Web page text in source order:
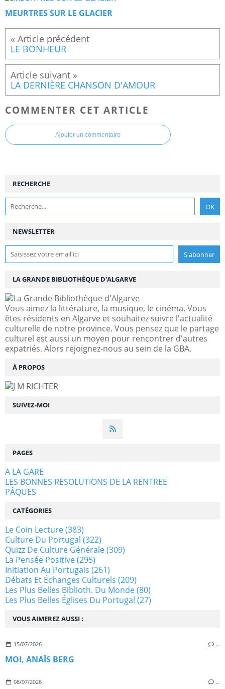
MEURTRES SUR LE GLACIER
LE BONHEUR
LA DERNIÈRE CHANSON D'AMOUR
COMMENTER CET ARTICLE
Ajouter un commentaire
NEWSLETTER
SUIVEZ-MOI
RECHERCHE
LA GRANDE BIBLIOTHÈQUE D'ALGARVE
Vous aimez la littérature, la musique, le cinéma. Vous
êtes résidents en Algarve et souhaitez suivre l'actualité
culturelle de notre province. Vous pensez que le partage
culturel est aussi un moyen pour rencontrer d'autres
expatriés. Alors rejoignez-nous au sein de la GBA.
À PROPOS
VOUS AIMEREZ AUSSI :
15/07/2026 …
MOI, ANAÏS BERG
08/07/2026 …
PAGES
A LA GARE
LES BONNES RESOLUTIONS DE LA RENTREE
PÂQUES
CATÉGORIES
Le Coin Lecture(383)
Culture Du Portugal (322)
Quizz De Culture Générale(309)
La Pensée Positive(295)
Initiation Au Portugais (261)
Débats Et Échanges Culturels (209)
Les Plus Belles Biblioth. Du Monde(80)
Les Plus Belles Églises Du Portugal (27)